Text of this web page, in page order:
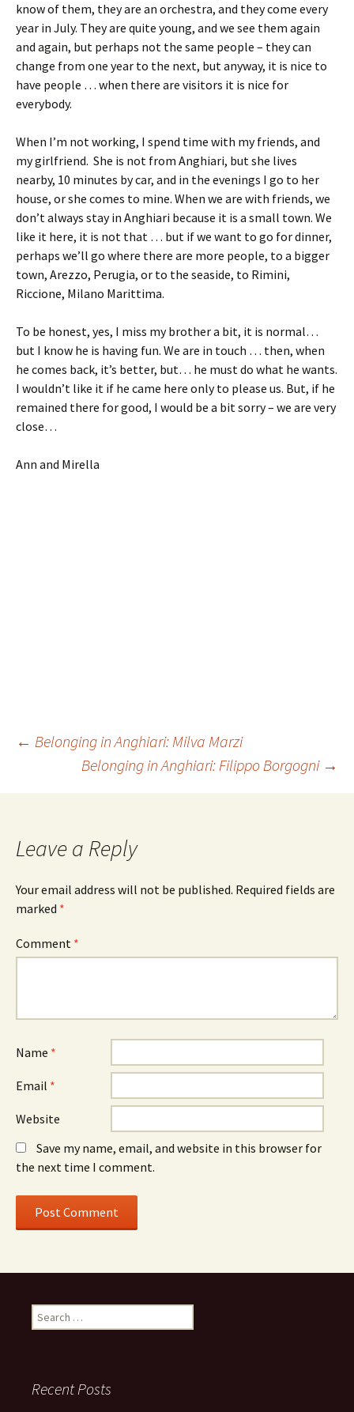
know of them, they are an orchestra, and they come every
year in July. They are quite young, and we see them again
and again, but perhaps not the same people – they can
change from one year to the next, but anyway, it is nice to
have people … when there are visitors it is nice for
everybody.
When I’m not working, I spend time with my friends, and
my girlfriend. She is not from Anghiari, but she lives
nearby, 10 minutes by car, and in the evenings I go to her
house, or she comes to mine. When we are with friends, we
don’t always stay in Anghiari because it is a small town. We
like it here, it is not that … but if we want to go for dinner,
perhaps we’ll go where there are more people, to a bigger
town, Arezzo, Perugia, or to the seaside, to Rimini,
Riccione, Milano Marittima.
To be honest, yes, I miss my brother a bit, it is normal…
but I know he is having fun. We are in touch … then, when
he comes back, it’s better, but… he must do what he wants.
I wouldn’t like it if he came here only to please us. But, if he
remained there for good, I would be a bit sorry – we are very
close…
Ann and Mirella
Post
navigation
← Belonging in Anghiari: Milva Marzi
Belonging in Anghiari: Filippo Borgogni →
Leave a Reply
Your email address will not be published. Required fields are
marked *
Comment *
Name *
Email *
Website
Save my name, email, and website in this browser for
the next time I comment.
Search
for:
Recent Posts